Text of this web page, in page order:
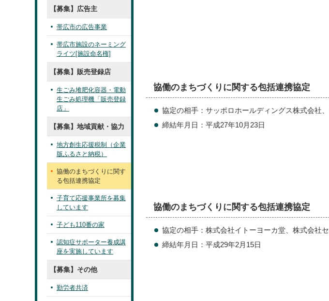
協働のまちづくりに関する包括連携協定
協定の相手：サッポロホールディングス株式会社
締結年月日：平成27年10月23日
協働のまちづくりに関する包括連携協定
協定の相手：株式会社イトーヨーカ堂、株式会社
締結年月日：平成29年2月15日
【募集】広告主
帯広市の広告事業
帯広市施設のネーミング
ライツ[施設命名権]
【募集】販売登録店
生ごみ堆肥化容器・電動
生ごみ処理機「販売登録
店」
【募集】地域貢献・協力
地方創生応援税制（企業
版ふるさと納税）
協働のまちづくりに関す
る包括連携協定
子育て応援事業所を募集
しています
子ども110番の家
認知症サポーター養成講
座を実施しています
【募集】その他
勤労者共済